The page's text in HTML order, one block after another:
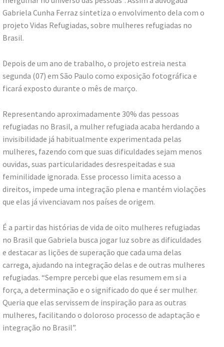
Gabriela Cunha Ferraz sintetiza o envolvimento dela com o
projeto Vidas Refugiadas, sobre mulheres refugiadas no
Brasil.
Depois de um ano de trabalho, o projeto estreia nesta
segunda (07) em São Paulo como exposição fotográfica e
ficará exposto durante o mês de março.
Representando aproximadamente 30% das pessoas
refugiadas no Brasil, a mulher refugiada acaba herdando a
invisibilidade já habitualmente experimentada pelas
mulheres, fazendo com que suas dificuldades sejam menos
ouvidas, suas particularidades desrespeitadas e sua
feminilidade ignorada. Esse processo limita acesso a
direitos, impede uma integração plena e mantém violações
que elas já vivenciavam nos países de origem.
É a partir das histórias de vida de oito mulheres refugiadas
no Brasil que Gabriela busca jogar luz sobre as dificuldades
e destacar as lições de superação que cada uma delas
carrega, ajudando na integração delas e de outras mulheres
refugiadas. “Sempre percebi que elas resumem em si a
força, a determinação e o significado do que é ser mulher.
Queria que elas servissem de inspiração para as outras
mulheres, facilitando o doloroso processo de adaptação e
integração no Brasil”.